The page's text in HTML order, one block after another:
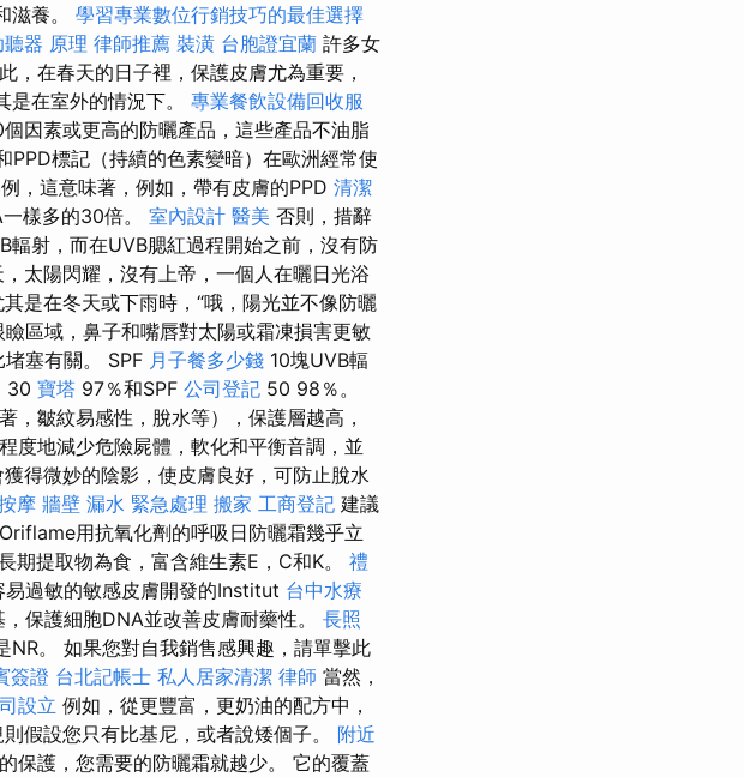
滋養。 學習專業數位行銷技巧的最佳選擇
聽器 原理 律師推薦 裝潢 台胞證宜蘭 許多女
，在春天的日子裡，保護皮膚尤為重要，
在室外的情況下。 專業餐飲設備回收服
因素或更高的防曬產品，這些產品不油脂
標記（持續的色素變暗）在歐洲經常使
，這意味著，例如，帶有皮膚的PPD 清潔
樣多的30倍​​。 室內設計 醫美 否則，措辭
射，而在UVB腮紅過程開始之前，沒有防
太陽閃耀，沒有上帝，一個人在曬日光浴
是在冬天或下雨時，“哦，陽光並不像防曬
瞼區域，鼻子和嘴唇對太陽或霜凍損害更敏
塞有關。 SPF 月子餐多少錢 10塊UVB輻
30 寶塔 97％和SPF 公司登記 50 98％。
，皺紋易感性，脫水等），保護層越高，
度地減少危險屍體，軟化和平衡音調，並
得微妙的陰影，使皮膚良好，可防止脫水
摩 牆壁 漏水 緊急處理 搬家 工商登記 建議
用抗氧化劑的呼吸日防曬霜幾乎立
期提取物為食，富含維生素E，C和K。 禮
易過敏的敏感皮膚開發的Institut 台中水療
保護細胞DNA並改善皮膚耐藥性。 長照
。 如果您對自我銷售感興趣，請單擊此
簽證 台北記帳士 私人居家清潔 律師 當然，
設立 例如，從更豐富，更奶油的配方中，
假設您只有比基尼，或者說矮個子。 附近
保護，您需要的防曬霜就越少。 它的覆蓋